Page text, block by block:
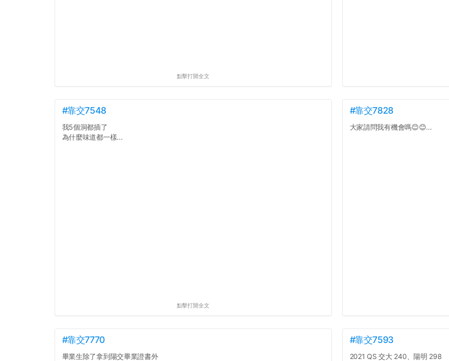
點擊打開全文
#靠交7548
我5個洞都插了
為什麼味道都一樣...
點擊打開全文
#靠交7828
大家請問我有機會嗎😊😊...
#靠交7770
畢業生除了拿到陽交畢業證書外
#靠交7593
2021 QS 交大 240、陽明 298